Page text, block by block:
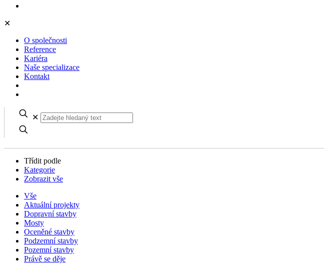
✕
O společnosti
Reference
Kariéra
Naše specializace
Kontakt
✕
Třídit podle
Kategorie
Zobrazit vše
Vše
Aktuální projekty
Dopravní stavby
Mosty
Oceněné stavby
Podzemní stavby
Pozemní stavby
Právě se děje